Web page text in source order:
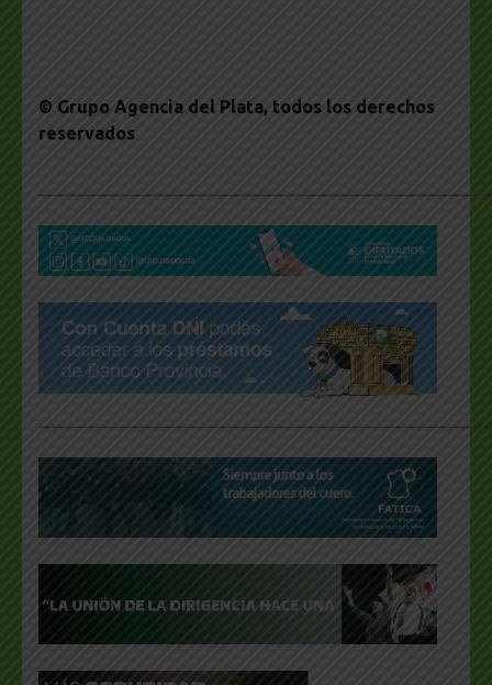
© Grupo Agencia del Plata, todos los derechos
reservados